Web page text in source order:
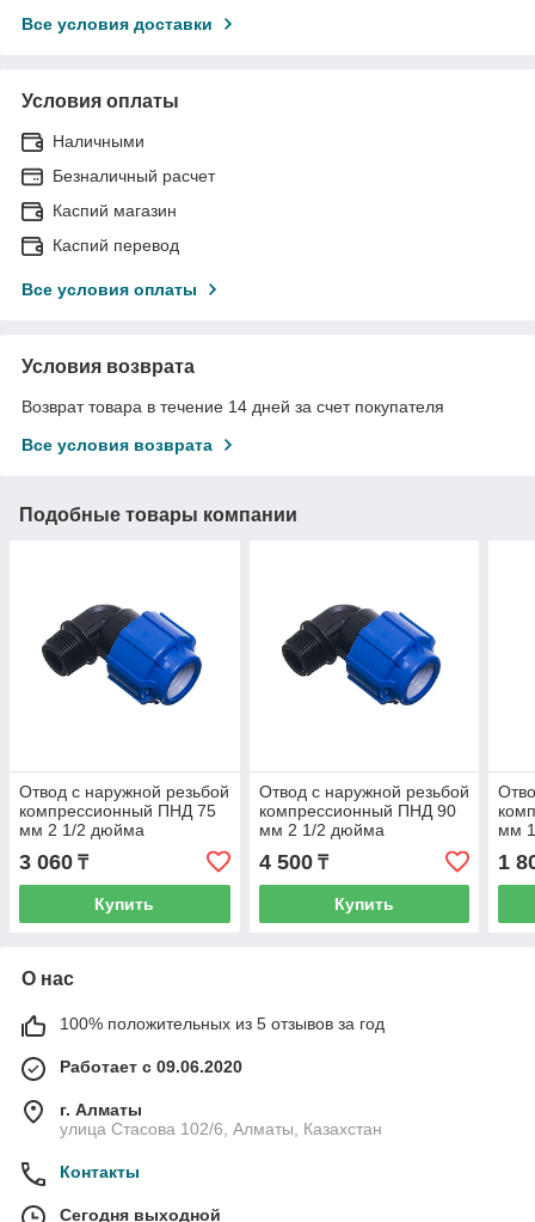
Все условия доставки
Условия оплаты
Наличными
Безналичный расчет
Каспий магазин
Каспий перевод
Все условия оплаты
Условия возврата
Возврат товара в течение 14 дней за счет покупателя
Все условия возврата
Подобные товары компании
Отвод с наружной резьбой
компрессионный ПНД 75
мм 2 1/2 дюйма
3 060 ₸
Купить
Отвод с наружной резьбой
компрессионный ПНД 90
мм 2 1/2 дюйма
4 500₸
Купить
мм
1
О нас
100% положительных из 5 отзывов за год
Работает с 09.06.2020
г. Алматы
улица Стасова 102/6, Алматы, Казахстан
Контакты
Сегодня выходной